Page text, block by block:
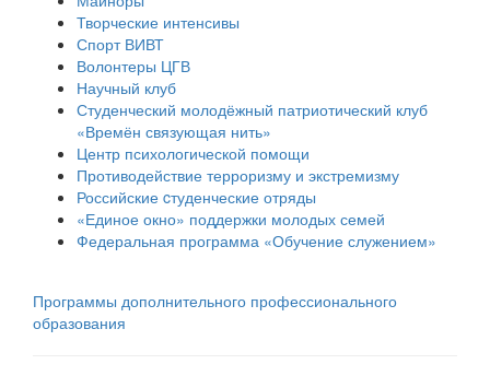
Творческие интенсивы
Спорт ВИВТ
Волонтеры ЦГВ
Научный клуб
Студенческий молодёжный патриотический клуб
«Времён связующая нить»
Центр психологической помощи
Противодействие терроризму и экстремизму
Российские cтуденческие отряды
«Единое окно» поддержки молодых семей
Федеральная программа «Обучение служением»
Программы дополнительного профессионального
образования